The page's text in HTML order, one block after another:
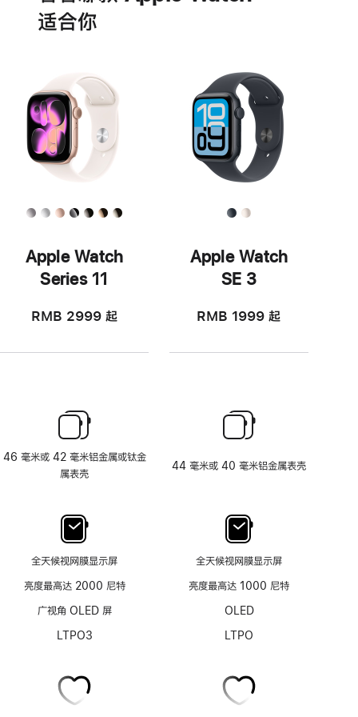
适‍合‍你
Apple Watch
Series 11
RMB 2999 起
46 毫米或 42 毫米铝金属或钛金
属表壳
全天候视网膜显示屏
亮度最高达 2000 尼特
广视角 OLED 屏
LTPO3
Apple Watch
SE 3
RMB 1999 起
44 毫米或 40 毫米铝金属表壳
全天候视网膜显示屏
亮度最高达 1000 尼特
OLED
LTPO